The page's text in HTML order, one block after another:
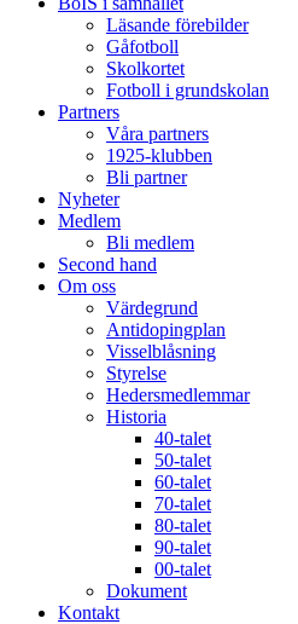
Läsande förebilder
Gåfotboll
Skolkortet
Fotboll i grundskolan
Partners
Våra partners
1925-klubben
Bli partner
Nyheter
Medlem
Bli medlem
Second hand
Om oss
Värdegrund
Antidopingplan
Visselblåsning
Styrelse
Hedersmedlemmar
Historia
40-talet
50-talet
60-talet
70-talet
80-talet
90-talet
00-talet
Dokument
Kontakt